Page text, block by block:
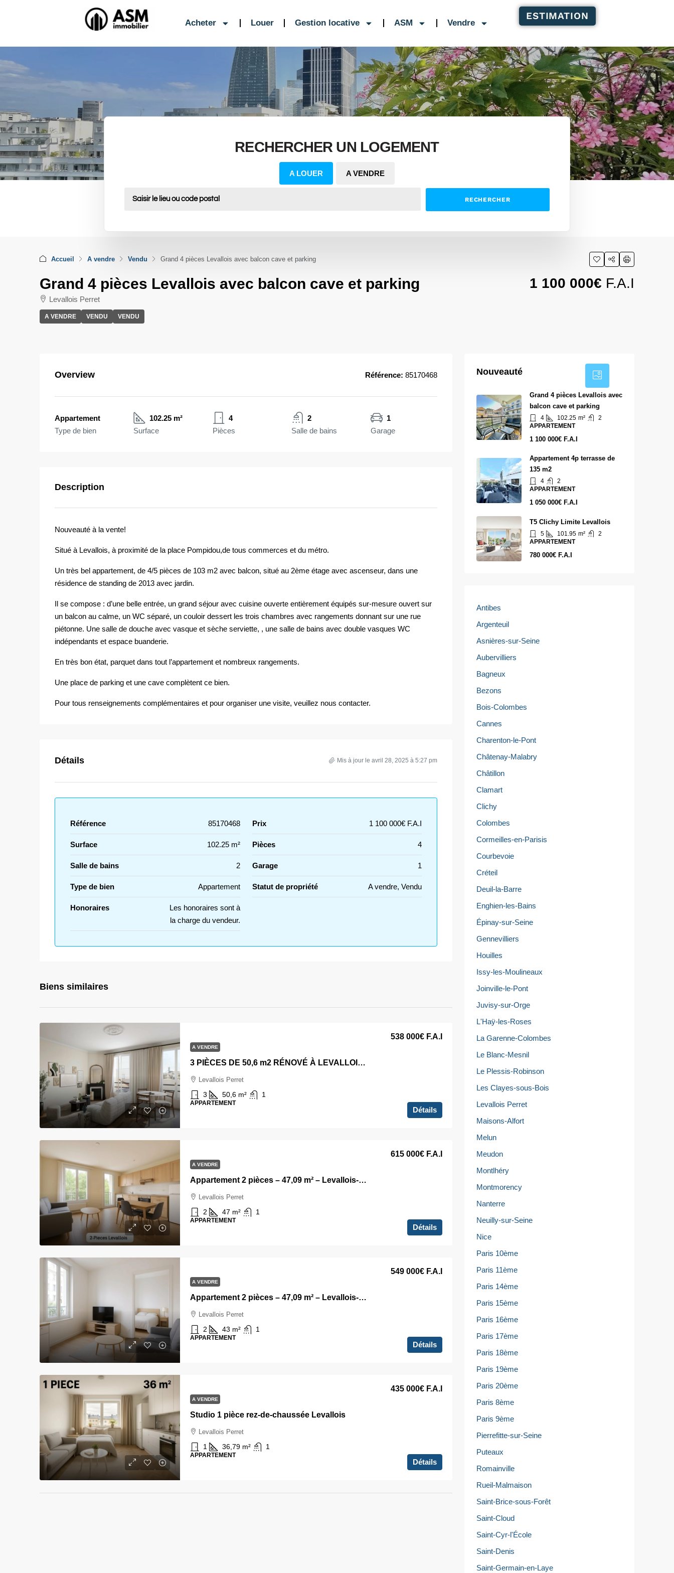
Acheter Louer Gestion locative ASM Vendre
ESTIMATION
RECHERCHER UN LOGEMENT
A LOUER A VENDRE
RECHERCHER
Accueil A vendre Vendu Grand 4 pièces Levallois avec balcon cave et parking
Grand 4 pièces Levallois avec balcon cave et parking
Levallois Perret
A VENDRE VENDU VENDU
1 100 000€ F.A.I
Overview Référence: 85170468
Appartement
Type de bien
102.25 m²
Surface
4
Pièces
2
Salle de bains
1
Garage
Description
Nouveauté à la vente!
Situé à Levallois, à proximité de la place Pompidou,de tous commerces et du métro.
Un très bel appartement, de 4/5 pièces de 103 m2 avec balcon, situé au 2ème étage avec ascenseur, dans une
résidence de standing de 2013 avec jardin.
Il se compose : d’une belle entrée, un grand séjour avec cuisine ouverte entièrement équipés sur-mesure ouvert sur
un balcon au calme, un WC séparé, un couloir dessert les trois chambres avec rangements donnant sur une rue
piétonne. Une salle de douche avec vasque et sèche serviette, , une salle de bains avec double vasques WC
indépendants et espace buanderie.
En très bon état, parquet dans tout l’appartement et nombreux rangements.
Une place de parking et une cave complètent ce bien.
Pour tous renseignements complémentaires et pour organiser une visite, veuillez nous contacter.
Détails Mis à jour le avril 28, 2025 à 5:27 pm
Référence 85170468 Prix 1 100 000€ F.A.I
Surface 102.25 m² Pièces 4
Salle de bains 2 Garage 1
Type de bien Appartement Statut de propriété A vendre, Vendu
Honoraires
Les honoraires sont à
la charge du vendeur.
Biens similaires
A VENDRE
3 PIÈCES DE 50,6 m2 RÉNOVÉ À LEVALLOIS-PERRET
538 000€ F.A.I
Levallois Perret
3 50,6 m² 1
APPARTEMENT
Détails
A VENDRE
Appartement 2 pièces – 47,09 m² – Levallois-Perret
615 000€ F.A.I
Levallois Perret
2 47 m² 1
APPARTEMENT
Détails
A VENDRE
Appartement 2 pièces – 47,09 m² – Levallois-Perret
549 000€ F.A.I
Levallois Perret
2 43 m² 1
APPARTEMENT
Détails
A VENDRE
Studio 1 pièce rez-de-chaussée Levallois
435 000€ F.A.I
Levallois Perret
1 36,79 m² 1
APPARTEMENT
Détails
Nouveauté
Grand 4 pièces Levallois avec
balcon cave et parking
4 102.25 m²
2
APPARTEMENT
1 100 000€ F.A.I
Appartement 4p terrasse de
135 m2
4
2
APPARTEMENT
1 050 000€ F.A.I
T5 Clichy Limite Levallois
5 101.95 m²
2
APPARTEMENT
780 000€ F.A.I
Antibes
Argenteuil
Asnières-sur-Seine
Aubervilliers
Bagneux
Bezons
Bois-Colombes
Cannes
Charenton-le-Pont
Châtenay-Malabry
Châtillon
Clamart
Clichy
Colombes
Cormeilles-en-Parisis
Courbevoie
Créteil
Deuil-la-Barre
Enghien-les-Bains
Épinay-sur-Seine
Gennevilliers
Houilles
Issy-les-Moulineaux
Joinville-le-Pont
Juvisy-sur-Orge
L'Haÿ-les-Roses
La Garenne-Colombes
Le Blanc-Mesnil
Le Plessis-Robinson
Les Clayes-sous-Bois
Levallois Perret
Maisons-Alfort
Melun
Meudon
Montlhéry
Montmorency
Nanterre
Neuilly-sur-Seine
Nice
Paris 10ème
Paris 11ème
Paris 14ème
Paris 15ème
Paris 16ème
Paris 17ème
Paris 18ème
Paris 19ème
Paris 20ème
Paris 8ème
Paris 9ème
Pierrefitte-sur-Seine
Puteaux
Romainville
Rueil-Malmaison
Saint-Brice-sous-Forêt
Saint-Cloud
Saint-Cyr-l'École
Saint-Denis
Saint-Germain-en-Laye